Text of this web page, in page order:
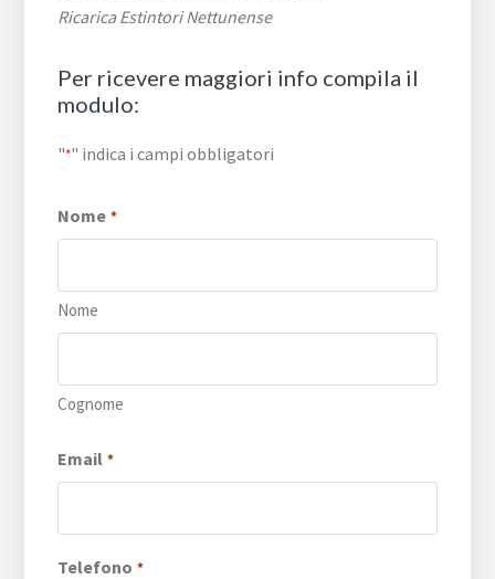
Ricarica Estintori Nettunense
Per ricevere maggiori info compila il
modulo:
"*" indica i campi obbligatori
Nome *
Nome
Cognome
Email *
Telefono *